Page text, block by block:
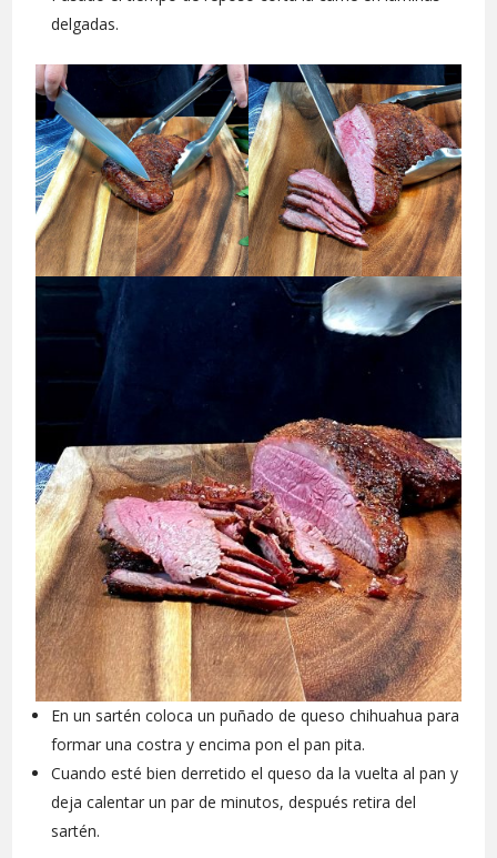
delgadas.
En un sartén coloca un puñado de queso chihuahua para
formar una costra y encima pon el pan pita.
Cuando esté bien derretido el queso da la vuelta al pan y
deja calentar un par de minutos, después retira del
sartén.